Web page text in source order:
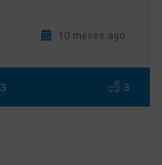
10 meses ago
3 3